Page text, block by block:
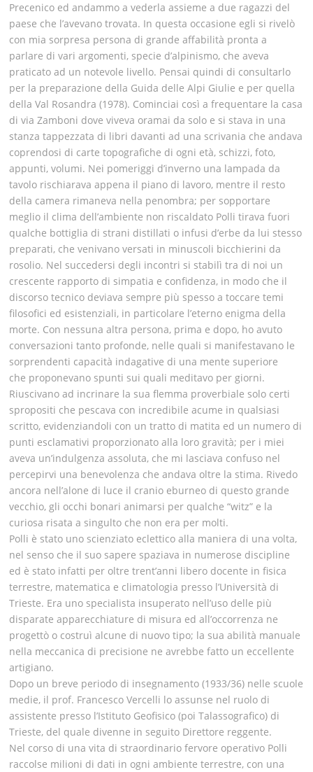
Precenico ed andammo a vederla assieme a due ragazzi del
paese che l’avevano trovata. In questa occasione egli si rivelò
con mia sorpresa persona di grande affabilità pronta a
parlare di vari argomenti, specie d’alpinismo, che aveva
praticato ad un notevole livello. Pensai quindi di consultarlo
per la preparazione della Guida delle Alpi Giulie e per quella
della Val Rosandra (1978). Cominciai così a frequentare la casa
di via Zamboni dove viveva oramai da solo e si stava in una
stanza tappezzata di libri davanti ad una scrivania che andava
coprendosi di carte topografiche di ogni età, schizzi, foto,
appunti, volumi. Nei pomeriggi d’inverno una lampada da
tavolo rischiarava appena il piano di lavoro, mentre il resto
della camera rimaneva nella penombra; per sopportare
meglio il clima dell’ambiente non riscaldato Polli tirava fuori
qualche bottiglia di strani distillati o infusi d’erbe da lui stesso
preparati, che venivano versati in minuscoli bicchierini da
rosolio. Nel succedersi degli incontri si stabilì tra di noi un
crescente rapporto di simpatia e confidenza, in modo che il
discorso tecnico deviava sempre più spesso a toccare temi
filosofici ed esistenziali, in particolare l’eterno enigma della
morte. Con nessuna altra persona, prima e dopo, ho avuto
conversazioni tanto profonde, nelle quali si manifestavano le
sorprendenti capacità indagative di una mente superiore
che proponevano spunti sui quali meditavo per giorni.
Riuscivano ad incrinare la sua flemma proverbiale solo certi
spropositi che pescava con incredibile acume in qualsiasi
scritto, evidenziandoli con un tratto di matita ed un numero di
punti esclamativi proporzionato alla loro gravità; per i miei
aveva un’indulgenza assoluta, che mi lasciava confuso nel
percepirvi una benevolenza che andava oltre la stima. Rivedo
ancora nell’alone di luce il cranio eburneo di questo grande
vecchio, gli occhi bonari animarsi per qualche “witz” e la
curiosa risata a singulto che non era per molti.
Polli è stato uno scienziato eclettico alla maniera di una volta,
nel senso che il suo sapere spaziava in numerose discipline
ed è stato infatti per oltre trent’anni libero docente in fisica
terrestre, matematica e climatologia presso l’Università di
Trieste. Era uno specialista insuperato nell’uso delle più
disparate apparecchiature di misura ed all’occorrenza ne
progettò o costruì alcune di nuovo tipo; la sua abilità manuale
nella meccanica di precisione ne avrebbe fatto un eccellente
artigiano.
Dopo un breve periodo di insegnamento (1933/36) nelle scuole
medie, il prof. Francesco Vercelli lo assunse nel ruolo di
assistente presso l’Istituto Geofisico (poi Talassografico) di
Trieste, del quale divenne in seguito Direttore reggente.
Nel corso di una vita di straordinario fervore operativo Polli
raccolse milioni di dati in ogni ambiente terrestre, con una